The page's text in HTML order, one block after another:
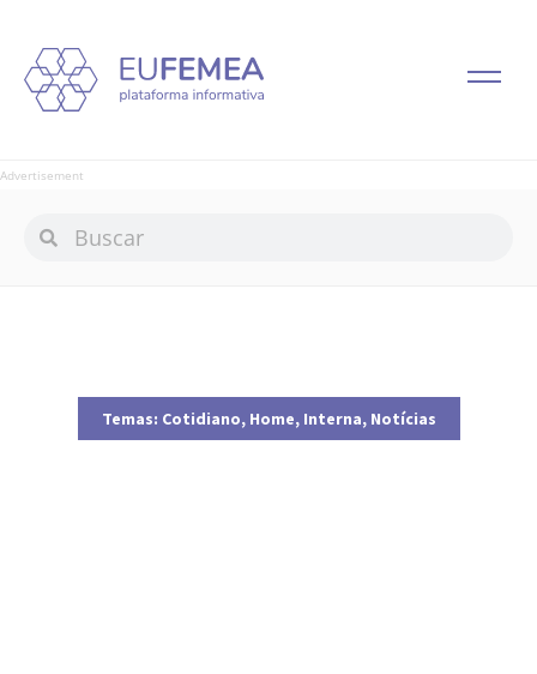
Advertisement
Temas: Cotidiano, Home, Interna, Notícias